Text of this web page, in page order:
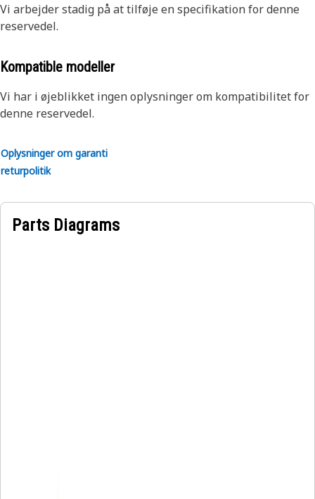
Vi arbejder stadig på at tilføje en specifikation for denne
reservedel.
Kompatible modeller
Vi har i øjeblikket ingen oplysninger om kompatibilitet for
denne reservedel.
Oplysninger om garanti
returpolitik
Parts Diagrams